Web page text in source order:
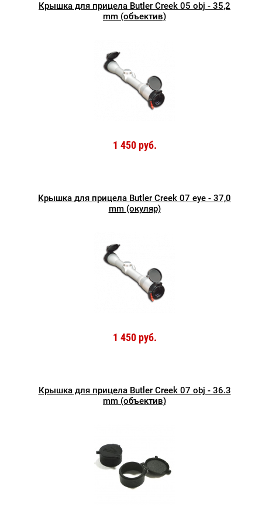
Крышка для прицела Butler Creek 05 obj - 35,2
mm (объектив)
1 450 руб.
Крышка для прицела Butler Creek 07 eye - 37,0
mm (окуляр)
1 450 руб.
Крышка для прицела Butler Creek 07 obj - 36.3
mm (объектив)